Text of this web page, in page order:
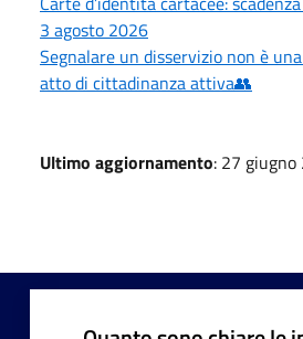
3 agosto 2026
Segnalare un disservizio non è
atto di cittadinanza attiva👥
Ultimo aggiornamento: 27